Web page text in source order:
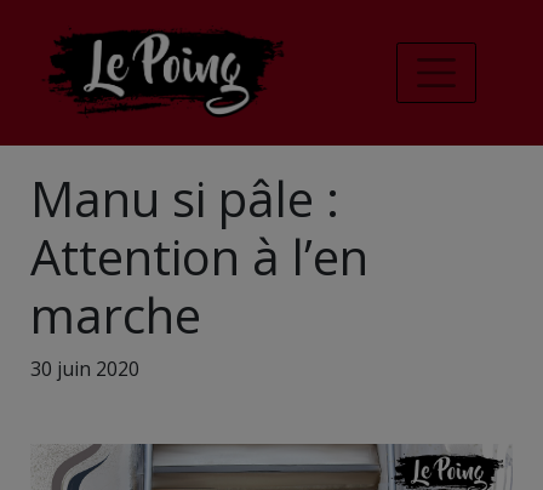
Manu si pâle :
Attention à l’en
marche
30 juin 2020